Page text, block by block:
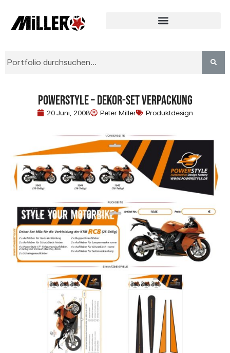
Powerstyle – Dekor-Set Verpackung
20 Juni, 2008 Peter Miller Produktdesign